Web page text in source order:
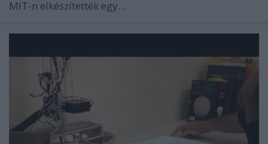
MIT-n elkészítették egy…